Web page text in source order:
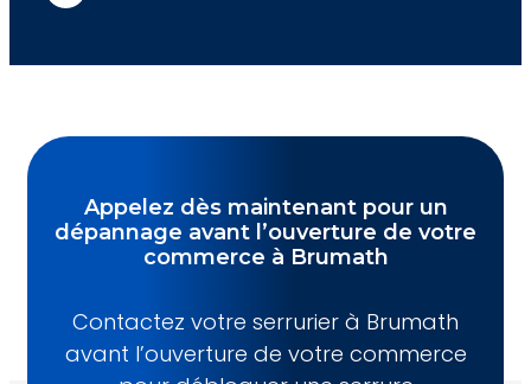
Appelez dès maintenant pour un
dépannage avant l’ouverture de votre
commerce à Brumath
Contactez votre serrurier à Brumath
avant l’ouverture de votre commerce